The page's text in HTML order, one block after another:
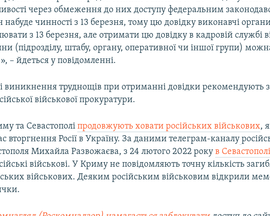
через обмеження до них доступу федеральним
набуде чинності з 13 березня, тому цю довідку виконавчі
з 13 березня, але отримати цю довідку в кадровій службі
(підрозділу, штабу, органу, оперативної чи іншої групи)
– йдеться у повідомленні.
виникнення труднощів при отриманні довідки рекомендують
військової прокуратури.
та Севастополіпродовжують ховати російських військових,
вторгнення Росії в Україну. За даними телеграм-каналу
Михайла Развожаєва, з 24 лютого 2022 рокув
військові. У Криму не повідомляють точну кількість
військових. Деяким російським військовим відкрили